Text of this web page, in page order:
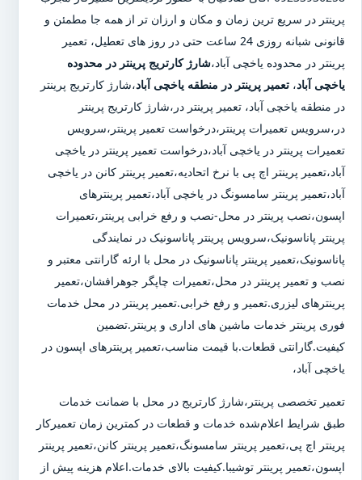
پرینتر در سریع ترین زمان و مکان و ارزان تر از همه جا مطمئن و
قانونی شبانه روزی 24 ساعت حتی در روز های تعطیل، تعمیر
پرینتر در محدوده یاخچی آباد،شارژ کارتریج پرینتر در محدوده
یاخچی آباد، تعمیر پرینتر در منطقه یاخچی آباد،شارژ کارتریج پرینتر
در منطقه یاخچی آباد، تعمیر پرینتر در،شارژ کارتریج پرینتر
در،سرویس تعمیرات پرینتر،درخواست تعمیر پرینتر،سرویس
تعمیرات پرینتر در یاخچی آباد،درخواست تعمیر پرینتر در یاخچی
آباد،تعمیر پرینتر اچ پی با نرخ اتحادیه،تعمیر پرینتر کانن در یاخچی
آباد،تعمیر پرینتر سامسونگ در یاخچی آباد،تعمیر پرینترهای
اپسون،نصب پرینتر در محل-نصب و رفع خرابی پرینتر،تعمیرات
پرینتر پاناسونیک،سرویس پرینتر پاناسونیک در نمایندگی
پاناسونیک،تعمیر پرینتر پاناسونیک در محل با ارئه گارانتی معتبر و
نصب و تعمیر پرینتر در محل،تعمیرات چاپگر جوهرافشان،تعمیر
پرینترهای لیزری.تعمیر و رفع خرابی.تعمیر پرینتر در محل خدمات
فوری پرینتر خدمات ماشین های اداری و پرینتر.تضمین
کیفیت.گارانتی قطعات.با قیمت مناسب،تعمیر پرینترهای اپسون در
یاخچی آباد،
تعمیر تخصصی پرینتر،شارژ کارتریج در محل با ضمانت خدمات
طبق شرایط اعلام‌شده خدمات و قطعات در کمترین زمان تعمیرکار
پرینتر اچ پی،تعمیر پرینتر سامسونگ،تعمیر پرینتر کانن،تعمیر پرینتر
اپسون،تعمیر پرینتر توشیبا.کیفیت بالای خدمات.اعلام هزینه پیش از